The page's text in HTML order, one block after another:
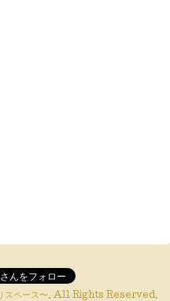
ペース〜. All Rights Reserved.